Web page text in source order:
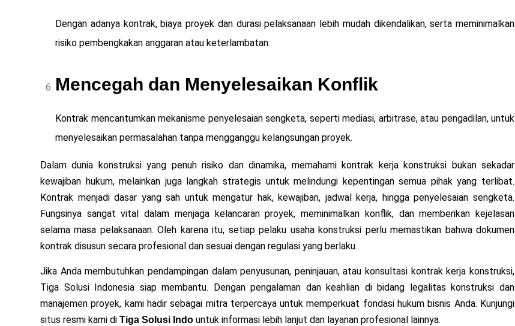
Dengan adanya kontrak, biaya proyek dan durasi pelaksanaan lebih mudah dikendalikan, serta meminimalkan
risiko pembengkakan anggaran atau keterlambatan.
Mencegah dan Menyelesaikan Konflik
Kontrak mencantumkan mekanisme penyelesaian sengketa, seperti mediasi, arbitrase, atau pengadilan, untuk
menyelesaikan permasalahan tanpa mengganggu kelangsungan proyek.
Dalam dunia konstruksi yang penuh risiko dan dinamika, memahami kontrak kerja konstruksi bukan sekadar
kewajiban hukum, melainkan juga langkah strategis untuk melindungi kepentingan semua pihak yang terlibat.
Kontrak menjadi dasar yang sah untuk mengatur hak, kewajiban, jadwal kerja, hingga penyelesaian sengketa.
Fungsinya sangat vital dalam menjaga kelancaran proyek, meminimalkan konflik, dan memberikan kejelasan
selama masa pelaksanaan. Oleh karena itu, setiap pelaku usaha konstruksi perlu memastikan bahwa dokumen
kontrak disusun secara profesional dan sesuai dengan regulasi yang berlaku.
Jika Anda membutuhkan pendampingan dalam penyusunan, peninjauan, atau konsultasi kontrak kerja konstruksi,
Tiga Solusi Indonesia siap membantu. Dengan pengalaman dan keahlian di bidang legalitas konstruksi dan
manajemen proyek, kami hadir sebagai mitra terpercaya untuk memperkuat fondasi hukum bisnis Anda. Kunjungi
situs resmi kami di Tiga Solusi Indo untuk informasi lebih lanjut dan layanan profesional lainnya.